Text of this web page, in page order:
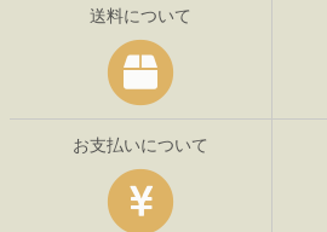
送料について
お支払いについて